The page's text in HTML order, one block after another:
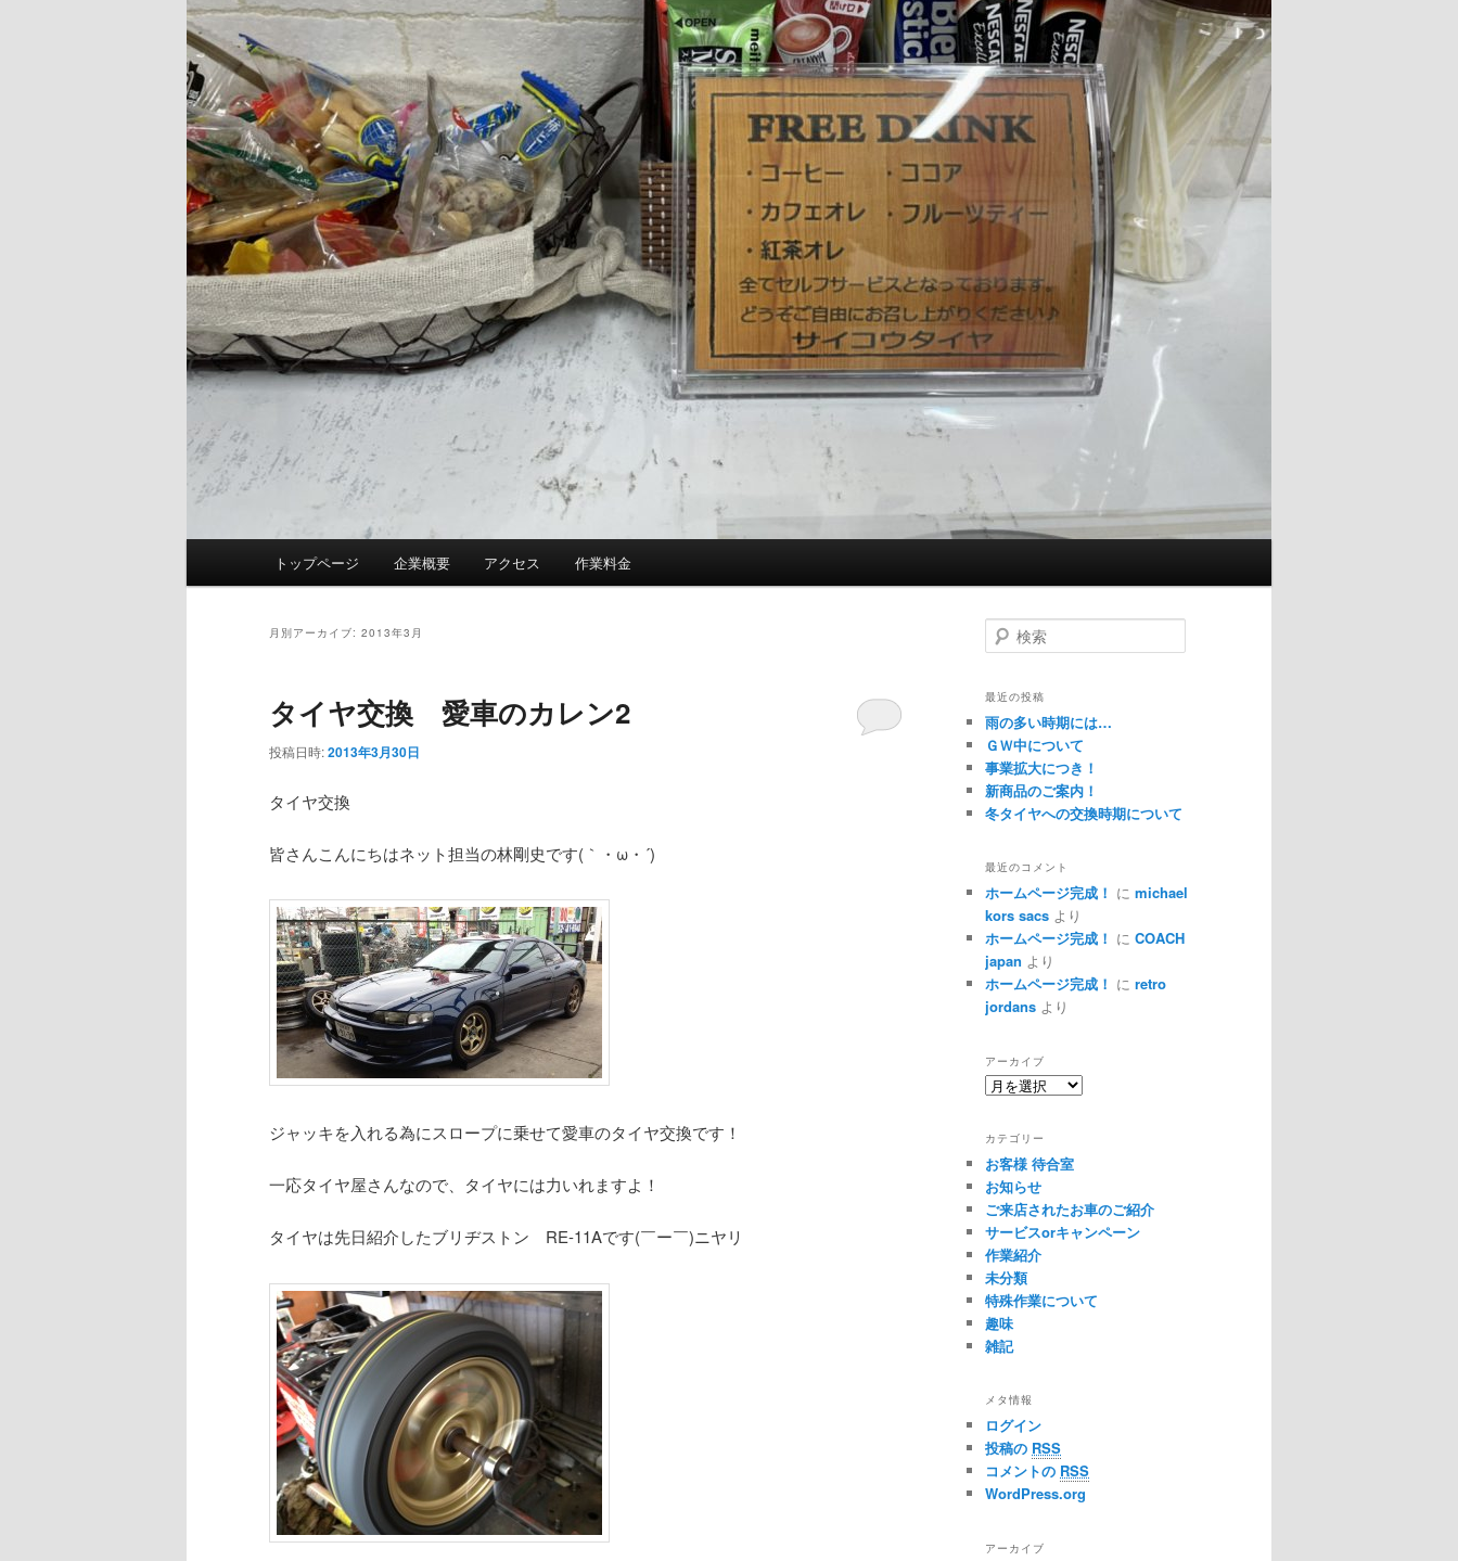
トップページ 企業概要 アクセス 作業料金
月別アーカイブ: 2013年3月
タイヤ交換 愛車のカレン2
投稿日時:2013年3月30日
タイヤ交換
皆さんこんにちはネット担当の林剛史です(｀・ω・´)
ジャッキを入れる為にスロープに乗せて愛車のタイヤ交換です！
一応タイヤ屋さんなので、タイヤには力いれますよ！
タイヤは先日紹介したブリヂストン RE-11Aです(￣ー￣)ニヤリ
検
索
最近の投稿
雨の多い時期には…
ＧＷ中について
事業拡大につき！
新商品のご案内！
冬タイヤへの交換時期について
最近のコメント
ホームページ完成！ に michael
kors sacs より
ホームページ完成！ に COACH
japan より
ホームページ完成！ に retro
jordans より
アーカイブ
ア
イ
ブ
カテゴリー
お客様 待合室
お知らせ
ご来店されたお車のご紹介
サービスorキャンペーン
作業紹介
未分類
特殊作業について
趣味
雑記
メタ情報
ログイン
投稿の RSS
コメントの RSS
WordPress.org
アーカイブ